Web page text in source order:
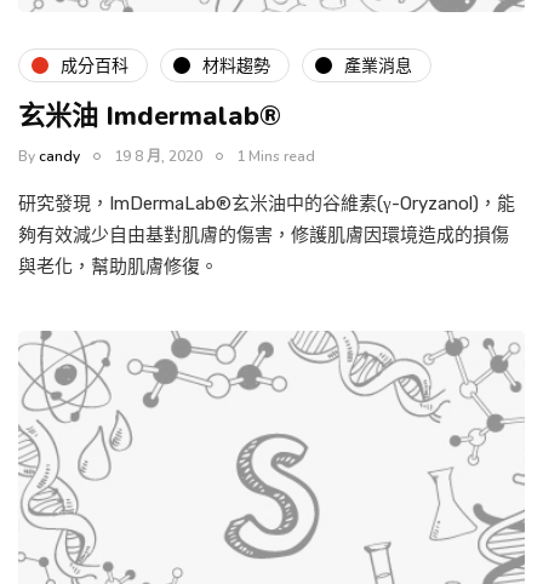
成分百科 材料趨勢 產業消息
玄米油 Imdermalab®
Bycandy 19 8 月, 2020 1 Mins read
研究發現，ImDermaLab®玄米油中的谷維素(γ-Oryzanol)，能
夠有效減少自由基對肌膚的傷害，修護肌膚因環境造成的損傷
與老化，幫助肌膚修復。